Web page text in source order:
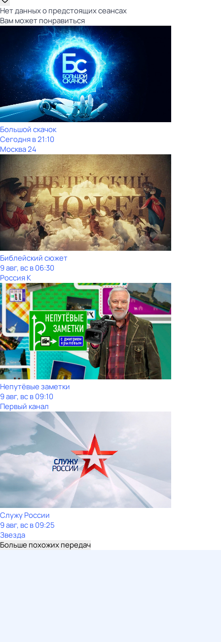
Нет данных о предстоящих сеансах
Вам может понравиться
Большой скачок
Сегодня в 21:10
Москва 24
Библейский сюжет
9 авг, вс в 06:30
Россия К
Непутёвые заметки
9 авг, вс в 09:10
Первый канал
Служу Рoсcии
9 авг, вс в 09:25
Звезда
Больше похожих передач